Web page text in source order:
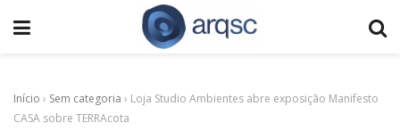
Início › Sem categoria › Loja Studio Ambientes abre exposição Manifesto
CASA sobre TERRAcota